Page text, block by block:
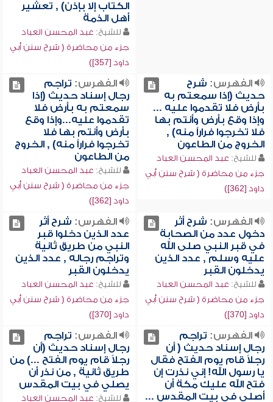
الكتاب إلا بإذن) , تعشير
أهل الذمة
للشيخ: عبد المحسن العباد
جزء من محاضرة ( شرح سنن أبي
داود [357])
الفهرس: شرح
حديث (إذا سمعتم به
بأرض فلا تقدموا عليه ...
وإذا وقع بأرض وأنتم بها
فلا تخرجوا فراراً منه) ,
الخروج من الطاعون
للشيخ: عبد المحسن العباد
جزء من محاضرة ( شرح سنن أبي
داود [362])
الفهرس: تراجم
رجال إسناد حديث (إذا
سمعتم به بأرض فلا
تقدموا عليه...وإذا وقع
بأرض وأنتم بها فلا
تخرجوا فراراً منه) , الخروج
من الطاعون
للشيخ: عبد المحسن العباد
جزء من محاضرة ( شرح سنن أبي
داود [362])
الفهرس: شرح أثر
دخول عدد من الصحابة
في قبر النبي صلى الله
عليه وسلم , عدد الذين
يدخلون القبر
للشيخ: عبد المحسن العباد
جزء من محاضرة ( شرح سنن أبي
داود [370])
الفهرس: شرح أثر
عدد الذين دخلوا قبر
النبي من طريق ثانية
وتراجم رجاله , عدد الذين
يدخلون القبر
للشيخ: عبد المحسن العباد
جزء من محاضرة ( شرح سنن أبي
داود [370])
الفهرس: تراجم
رجال إسناد حديث ( أن
رجلاً قام يوم الفتح فقال
يا رسول الله! إني نذرت إن
فتح الله عليك مكة أن
أصلي في بيت المقدس ...
الفهرس: تراجم
رجال إسناد حديث (أن
رجلاً قام يوم الفتح ...) من
طريق ثانية , من نذر أن
يصلي في بيت المقدس
للشيخ: عبد المحسن العباد